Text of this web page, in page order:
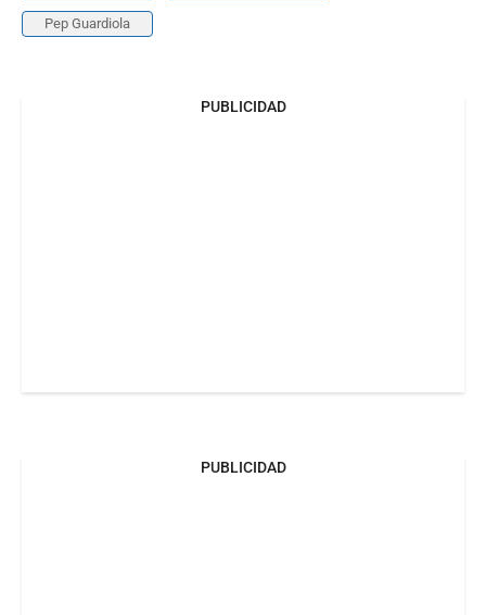
Pep Guardiola
PUBLICIDAD
PUBLICIDAD